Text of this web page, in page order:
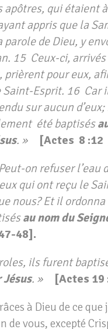
apôtres, qui étaient à
appris que la
de Dieu, y
15 Ceux-ci,
prièrent pour eux,
Esprit. 16 Car
sur aucun
été baptisés
. » [Actes 8 :12
on refuser l’eau
qui ont reçu le
nous? Et il ordonna
au nom du
48].
ils furent
. » [Actes 19
à Dieu de ce que
de vous, excepté